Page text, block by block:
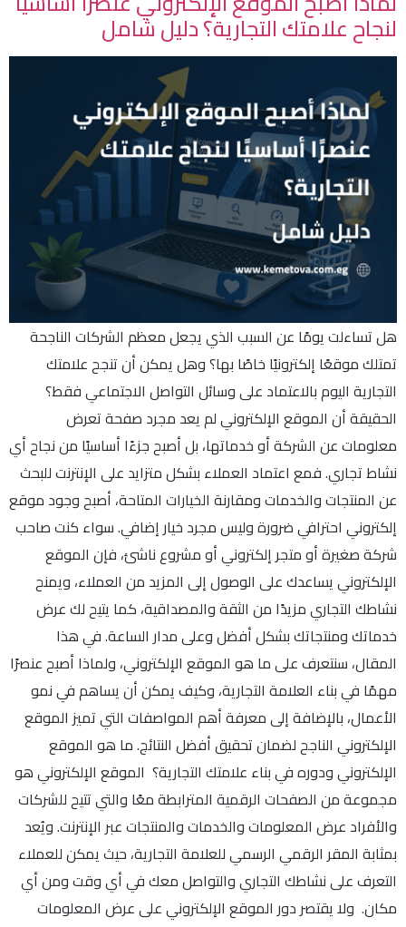
لنجاح علامتك التجارية؟ دليل شامل
هل تساءلت يومًا عن السبب الذي يجعل معظم الشركات الناجحة
تمتلك موقعًا إلكترونيًا خاصًا بها؟ وهل يمكن أن تنجح علامتك
التجارية اليوم بالاعتماد على وسائل التواصل الاجتماعي فقط؟
الحقيقة أن الموقع الإلكتروني لم يعد مجرد صفحة تعرض
معلومات عن الشركة أو خدماتها، بل أصبح جزءًا أساسيًا من نجاح أي
نشاط تجاري. فمع اعتماد العملاء بشكل متزايد على الإنترنت للبحث
عن المنتجات والخدمات ومقارنة الخيارات المتاحة، أصبح وجود موقع
إلكتروني احترافي ضرورة وليس مجرد خيار إضافي. سواء كنت صاحب
شركة صغيرة أو متجر إلكتروني أو مشروع ناشئ، فإن الموقع
الإلكتروني يساعدك على الوصول إلى المزيد من العملاء، ويمنح
نشاطك التجاري مزيدًا من الثقة والمصداقية، كما يتيح لك عرض
خدماتك ومنتجاتك بشكل أفضل وعلى مدار الساعة. في هذا
المقال، سنتعرف على ما هو الموقع الإلكتروني، ولماذا أصبح عنصرًا
مهمًا في بناء العلامة التجارية، وكيف يمكن أن يساهم في نمو
الأعمال، بالإضافة إلى معرفة أهم المواصفات التي تميز الموقع
الإلكتروني الناجح لضمان تحقيق أفضل النتائج. ما هو الموقع
الإلكتروني ودوره في بناء علامتك التجارية؟ الموقع الإلكتروني هو
مجموعة من الصفحات الرقمية المترابطة معًا والتي تتيح للشركات
والأفراد عرض المعلومات والخدمات والمنتجات عبر الإنترنت. ويُعد
بمثابة المقر الرقمي الرسمي للعلامة التجارية، حيث يمكن للعملاء
التعرف على نشاطك التجاري والتواصل معك في أي وقت ومن أي
مكان. ولا يقتصر دور الموقع الإلكتروني على عرض المعلومات